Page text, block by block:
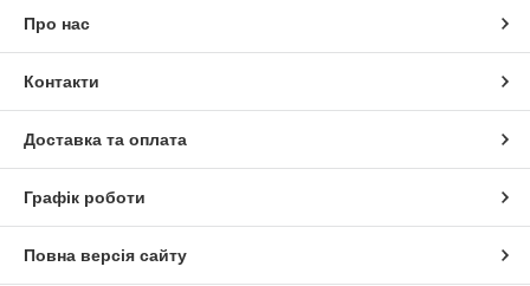
Про нас
Контакти
Доставка та оплата
Графік роботи
Повна версія сайту